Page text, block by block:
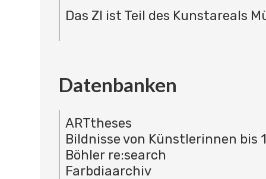
Das ZI ist Teil des Kunstareals
Datenbanken
ARTtheses
Bildnisse von Künstlerinnen bis
Böhler re:search
Farbdiaarchiv